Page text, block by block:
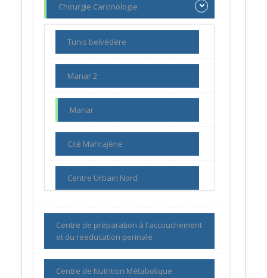
Chirurgie Carcinologie
Tunis belvédère
Manar 2
Manar
Cité Mahrajène
Centre Urbain Nord
Centre de préparation à l'accouchement
et du reeducation perinale
Centre de Nutrition Métabolique